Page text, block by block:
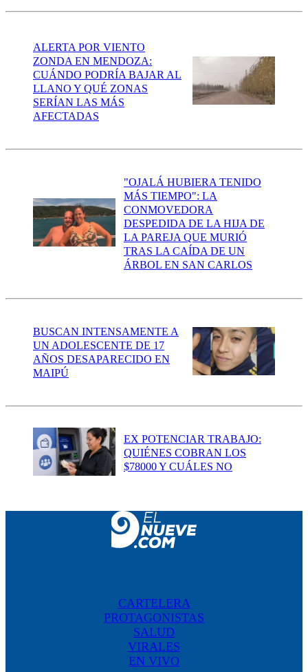
ALERTA POR VIENTO
ZONDA EN MENDOZA:
CUÁNDO PODRÍA BAJAR AL
LLANO Y QUÉ ZONAS
SERÍAN LAS MÁS
AFECTADAS
"OJALÁ HUBIERA TENIDO
MÁS TIEMPO": LA
CONMOVEDORA
DESPEDIDA DE LA HIJA DE
LA PAREJA QUE MURIÓ
TRAS LA CAÍDA DE UN
ÁRBOL EN SAN CARLOS
BUSCAN INTENSAMENTE A
UN ADOLESCENTE DE 17
AÑOS DESAPARECIDO EN
MAIPÚ
EX POTENCIAR TRABAJO:
QUIÉNES COBRAN LOS
$78000 Y CUÁLES NO
CARTELERA
PROTAGONISTAS
SALUD
VIRALES
EN VIVO